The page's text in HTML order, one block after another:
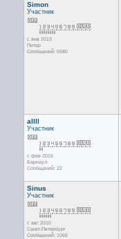
Simon
Участник
с янв 2013
Питер
Сообщений: 5580
allll
Участник
с фев 2016
Барнаул
Сообщений: 22
Sinus
Участник
с авг 2010
Санкт-Петербург
Сообщений: 1065